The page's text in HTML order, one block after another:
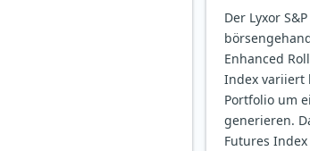
Der Lyxor
Enhanced
Index variiert
Portfolio um
generieren.
Futures